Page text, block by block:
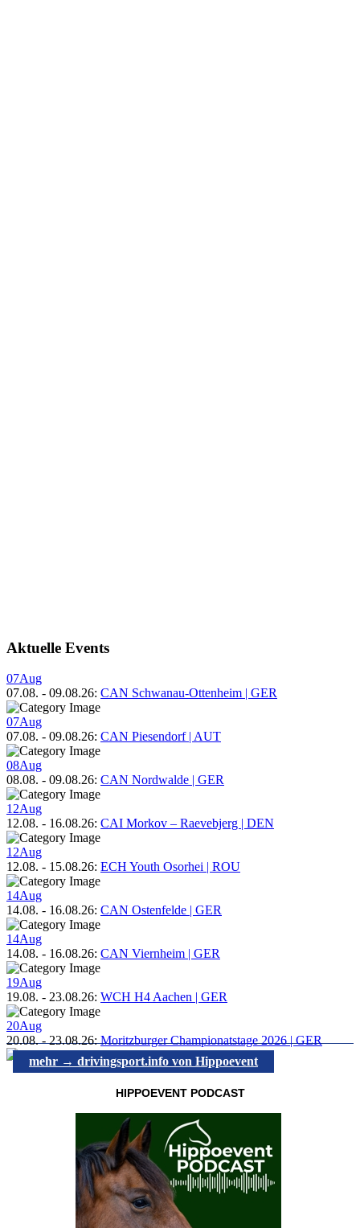
Aktuelle Events
07Aug
07.08. - 09.08.26: CAN Schwanau-Ottenheim | GER
07Aug
07.08. - 09.08.26: CAN Piesendorf | AUT
08Aug
08.08. - 09.08.26: CAN Nordwalde | GER
12Aug
12.08. - 16.08.26: CAI Morkov – Raevebjerg | DEN
12Aug
12.08. - 15.08.26: ECH Youth Osorhei | ROU
14Aug
14.08. - 16.08.26: CAN Ostenfelde | GER
14Aug
14.08. - 16.08.26: CAN Viernheim | GER
19Aug
19.08. - 23.08.26: WCH H4 Aachen | GER
20Aug
20.08.-23.08.26:Moritzburger Championatstage 2026 | GER
mehr → drivingsport.info von Hippoevent
HIPPOEVENT PODCAST